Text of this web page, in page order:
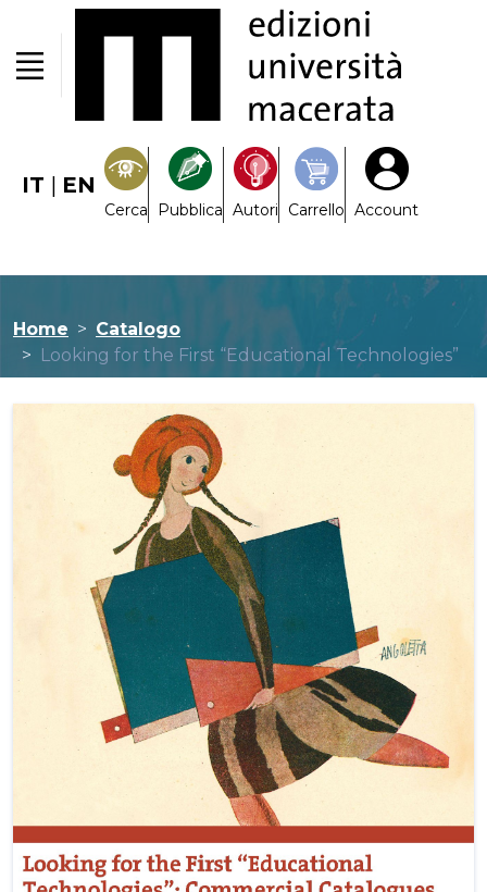
IT | EN
Cerca Pubblica Autori Carrello Account
Home
Catalogo
Looking for the First “Educational Technologies”